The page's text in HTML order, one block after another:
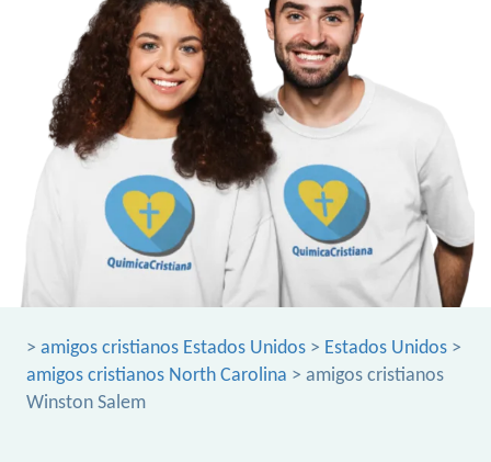
> amigos cristianos Estados Unidos > Estados Unidos >
amigos cristianos North Carolina > amigos cristianos
Winston Salem